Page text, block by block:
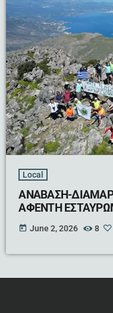
Local
ΑΝΑΒΑΣΗ-
ΑΦΕΝΤΗ
today June 2, 2026 8